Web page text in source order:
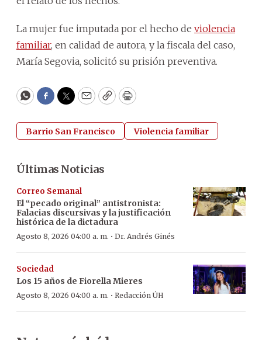
La mujer fue imputada por el hecho de violencia
familiar, en calidad de autora, y la fiscala del caso,
María Segovia, solicitó su prisión preventiva.
WhatsApp
Facebook
Twitter
EmailCopyPrint
Barrio San Francisco Violencia familiar
Últimas Noticias
Correo Semanal
El “pecado original” antistronista:
Falacias discursivas y la justificación
histórica de la dictadura
Agosto 8, 2026 04:00 a. m. · Dr. Andrés Ginés
Sociedad
Los 15 años de Fiorella Mieres
Agosto 8, 2026 04:00 a. m. · Redacción ÚH